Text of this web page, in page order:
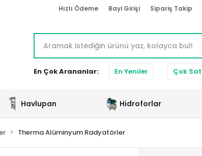
Hızlı Ödeme Bayi Girişi Sipariş Takip
En Çok Arananlar: En Yeniler Çok
Havlupan Hidroforlar
Therma Alüminyum Radyatörler